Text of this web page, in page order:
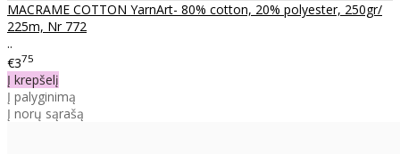
MACRAME COTTON YarnArt- 80% cotton, 20% polyester, 250gr/
225m, Nr 772
..
€375
Į krepšelį
Į palyginimą
Į norų sąrašą